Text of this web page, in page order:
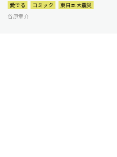
愛でる コミック
東日本大震災
谷原章介